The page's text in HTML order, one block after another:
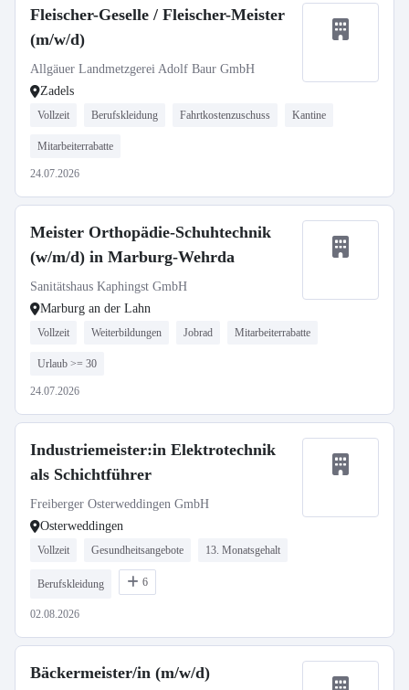
Fleischer-Geselle / Fleischer-Meister
(m/w/d)
Allgäuer Landmetzgerei Adolf Baur GmbH
Zadels
Vollzeit Berufskleidung Fahrtkostenzuschuss Kantine
Mitarbeiterrabatte
24.07.2026
Meister Orthopädie-Schuhtechnik
(w/m/d) in Marburg-Wehrda
Sanitätshaus Kaphingst GmbH
Marburg an der Lahn
Vollzeit Weiterbildungen Jobrad Mitarbeiterrabatte
Urlaub >= 30
24.07.2026
Industriemeister:in Elektrotechnik
als Schichtführer
Freiberger Osterweddingen GmbH
Osterweddingen
Vollzeit Gesundheitsangebote 13. Monatsgehalt
Berufskleidung 6
02.08.2026
Bäckermeister/in (m/w/d)